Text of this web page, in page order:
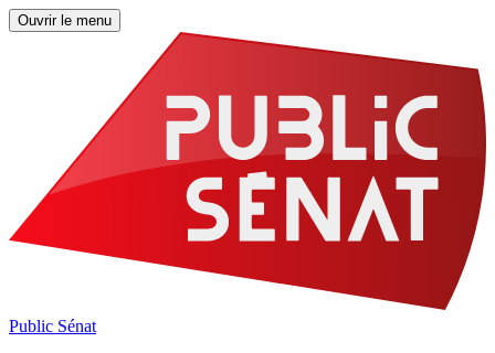
Ouvrir le menu
Public Sénat